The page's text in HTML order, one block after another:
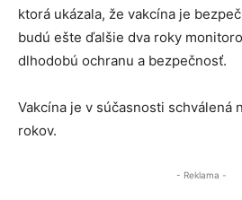
ktorá ukázala, že vakcína je
budú ešte ďalšie dva roky
dlhodobú ochranu a bezpečnosť.
Vakcína je v súčasnosti schválená
rokov.
- Reklama -